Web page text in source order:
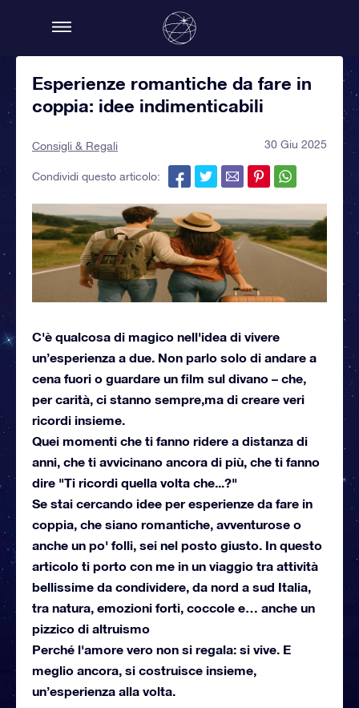
Esperienze romantiche da fare in
coppia: idee indimenticabili
Consigli & Regali 30 Giu 2025
Condividi questo articolo:
C'è qualcosa di magico nell'idea di vivere
un’esperienza a due. Non parlo solo di andare a
cena fuori o guardare un film sul divano – che,
per carità, ci stanno sempre,ma di creare veri
ricordi insieme.
Quei momenti che ti fanno ridere a distanza di
anni, che ti avvicinano ancora di più, che ti fanno
dire "Ti ricordi quella volta che...?"
Se stai cercando idee per esperienze da fare in
coppia, che siano romantiche, avventurose o
anche un po' folli, sei nel posto giusto. In questo
articolo ti porto con me in un viaggio tra attività
bellissime da condividere, da nord a sud Italia,
tra natura, emozioni forti, coccole e… anche un
pizzico di altruismo
Perché l'amore vero non si regala: si vive. E
meglio ancora, si costruisce insieme,
un’esperienza alla volta.